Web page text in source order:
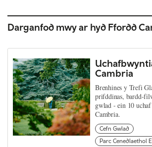
Darganfod mwy ar hyd Ffordd
Cambria
Brenhines y Trefi
prifddinas, bardd-
gwlad - ein 10
Cambria.
Cefn Gwlad
Parc Cenedlaethol